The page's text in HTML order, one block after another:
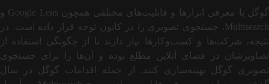
گوگل با معرفی ابزارها و قابلیت‌های مختلفی همچون Google Lens و
Multisearch، جستجوی تصویری را در کانون توجه قرار داده است. در
نتیجه، شرکت‌ها و کسب‌وکارها نیاز دارند تا از چگونگی استفاده از
تصاویرشان در فضای آنلاین مطلع بوده و آن‌ها را برای جستجوی
تصویری گوگل بهینه‌سازی کنند. از جمله اقدامات گوگل در سال